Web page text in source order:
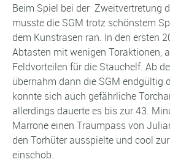
Beim Spiel bei der Zweitvertretung
musste die SGM trotz schönstem
dem Kunstrasen ran. In den ersten
Abtasten mit wenigen Toraktionen,
Feldvorteilen für die Stauchelf. Ab
übernahm dann die SGM endgültig
konnte sich auch gefährliche
allerdings dauerte es bis zur 43.
Marrone einen Traumpass von
den Torhüter ausspielte und cool
einschob.